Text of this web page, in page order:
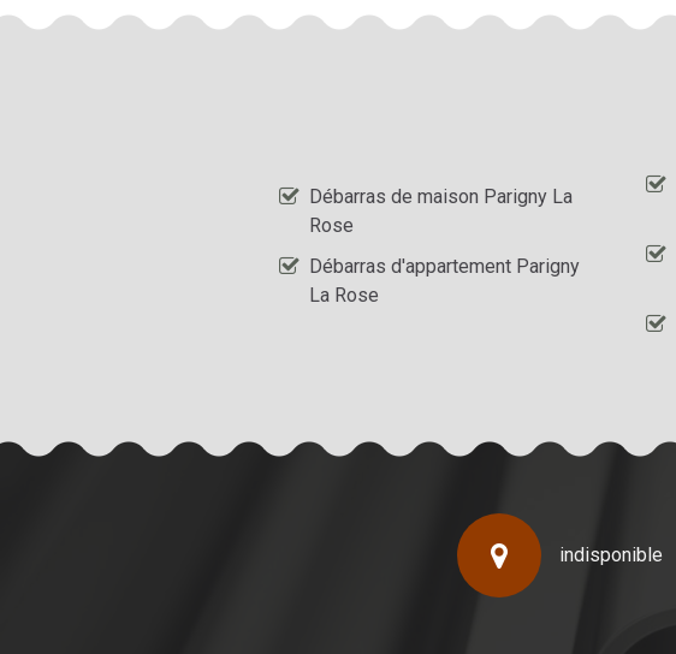
Débarras de maison Parigny La
Rose
Débarras d'appartement Parigny
La Rose
indisponible